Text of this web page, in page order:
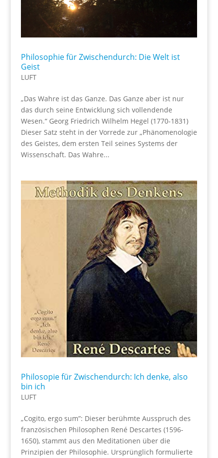
Philosophie für Zwischendurch: Die Welt ist
Geist
LUFT
„Das Wahre ist das Ganze. Das Ganze aber ist nur
das durch seine Entwicklung sich vollendende
Wesen.“ Georg Friedrich Wilhelm Hegel (1770-1831)
Dieser Satz steht in der Vorrede zur „Phänomenologie
des Geistes, dem ersten Teil seines Systems der
Wissenschaft. Das Wahre...
Philosopie für Zwischendurch: Ich denke, also
bin ich
LUFT
„Cogito, ergo sum”: Dieser berühmte Ausspruch des
französischen Philosophen René Descartes (1596-
1650), stammt aus den Meditationen über die
Prinzipien der Philosophie. Ursprünglich formulierte